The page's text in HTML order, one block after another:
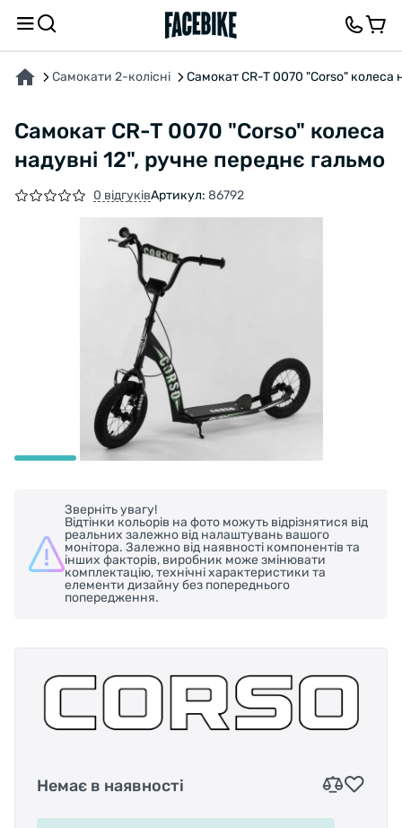
Самокати 2-колісні Самокат CR-T 0070 "Corso" колеса
Самокат CR-T 0070 "Corso" колеса
надувні 12", ручне переднє гальмо
0 відгуківАртикул: 86792
Зверніть увагу!
Відтінки кольорів на фото можуть відрізнятися від
реальних залежно від налаштувань вашого
монітора. Залежно від наявності компонентів та
інших факторів, виробник може змінювати
комплектацію, технічні характеристики та
елементи дизайну без попереднього
попередження.
Немає в наявності
ПРО ТОВАР ХАРАКТЕРИСТИКИВІДГУКИ ТА ЗАПИТАННЯ